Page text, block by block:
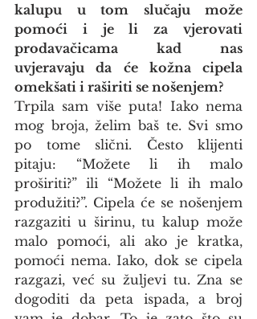
kalupu u tom slučaju može
pomoći i je li za vjerovati
prodavačicama kad nas
uvjeravaju da će kožna cipela
omekšati i raširiti se nošenjem?
Trpila sam više puta! Iako nema
mog broja, želim baš te. Svi smo
po tome slični. Često klijenti
pitaju: “Možete li ih malo
proširiti?” ili “Možete li ih malo
produžiti?”. Cipela će se nošenjem
razgaziti u širinu, tu kalup može
malo pomoći, ali ako je kratka,
pomoći nema. Iako, dok se cipela
razgazi, već su žuljevi tu. Zna se
dogoditi da peta ispada, a broj